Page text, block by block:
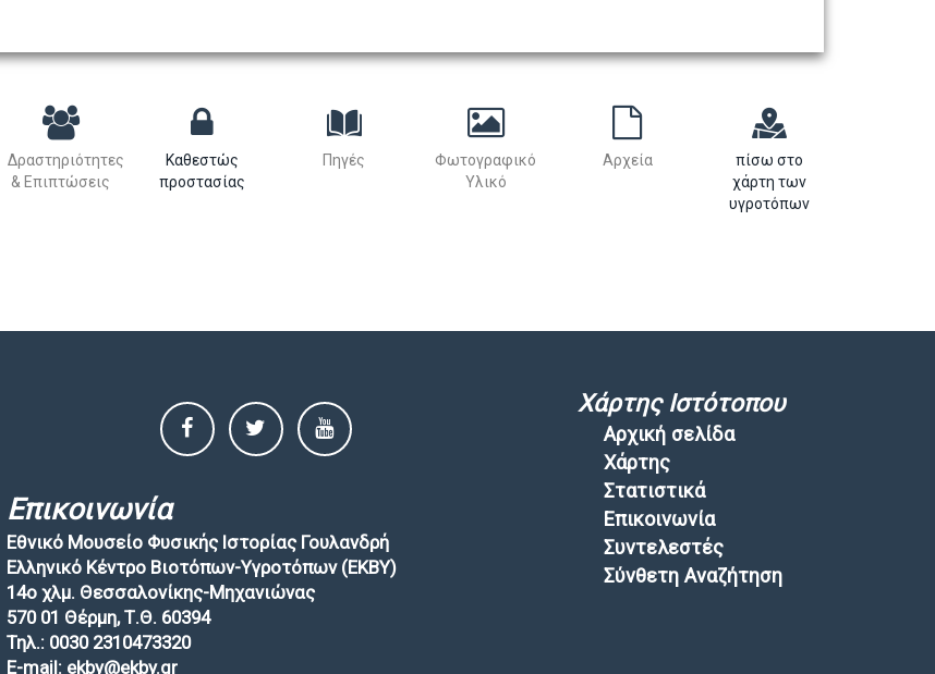
Δραστηριότητες
& Επιπτώσεις
Καθεστώς
προστασίας
Πηγές
Φωτογραφικό
Υλικό
Αρχεία
πίσω στο
χάρτη των
υγροτόπων
Επικοινωνία
Εθνικό Μουσείο Φυσικής Ιστορίας Γουλανδρή
Ελληνικό Κέντρο Βιοτόπων-Υγροτόπων (EKBY)
14ο χλμ. Θεσσαλονίκης-Μηχανιώνας
570 01 Θέρμη, Τ.Θ. 60394
Τηλ.: 0030 2310473320
E-mail: ekby@ekby.gr
Χάρτης Ιστότοπου
Αρχική σελίδα
Χάρτης
Στατιστικά
Επικοινωνία
Συντελεστές
Σύνθετη Αναζήτηση